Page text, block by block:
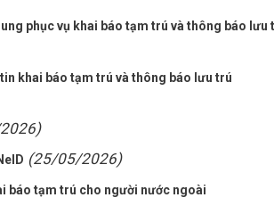
phục vụ khai báo tạm trú và thông báo lưu
khai báo tạm trú và thông báo lưu trú
(25/05/2026)
báo tạm trú cho người nước ngoài